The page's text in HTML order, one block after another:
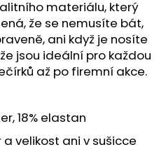
materiálu, který
že se nemusíte bát,
ani když je nosíte
jsou ideální pro každou
až po firemní akce.
18% elastan
velikost ani v sušicce